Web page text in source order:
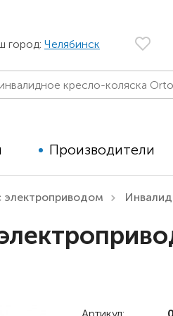
город: Челябинск
Коляски для детей с
Детские
Производители
электроприводом